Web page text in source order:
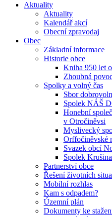
Aktuality
Aktuality
Kalendář akcí
Obecní zpravodaj
Obec
Základní informace
Historie obce
Kniha 950 let
Zhoubná
Spolky a volný čas
Sbor
Spolek NÁŠ
Honební
v Otročiněvsi
Myslivecký
Orffočiněvské
Svazek obcí
Spolek Krušina
Partnerství obce
Řešení životních
Mobilní rozhlas
Kam s odpadem?
Územní plán
Dokumenty ke